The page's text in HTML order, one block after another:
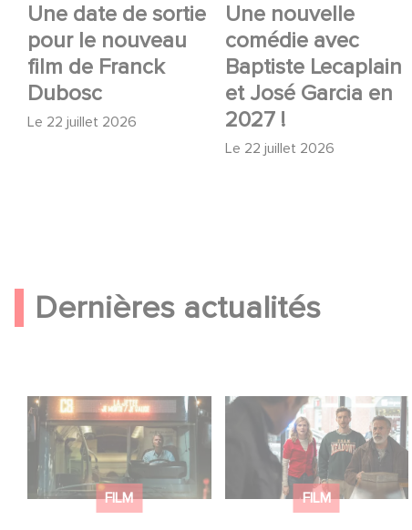
Une date de sortie
pour le nouveau
film de Franck
Dubosc
Le 22 juillet 2026
Une nouvelle
comédie avec
Baptiste Lecaplain
et José Garcia en
2027 !
Le 22 juillet 2026
Dernières actualités
FILM
Une date de sortie
pour le nouveau film
de Franck Dubosc
FILM
Une nouvelle comédie
avec Baptiste
Lecaplain et José
Garcia en 2027 !